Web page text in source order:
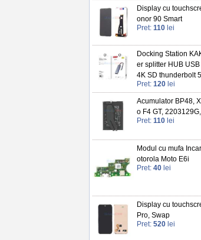
Display cu
onor 90 Smart
Pret: 110 lei
Docking Station
er splitter HUB USB
4K SD thunderbolt
Pret: 120 lei
Acumulator BP48,
o F4 GT,
Pret: 110 lei
Modul cu mufa
otorola Moto E6i
Pret: 40 lei
Display cu
Pro, Swap
Pret: 520 lei